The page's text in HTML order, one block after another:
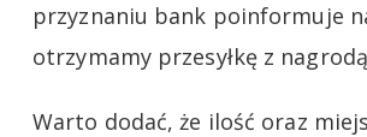
przyznaniu bank poinformuje
otrzymamy przesyłkę z
Warto dodać, że ilość oraz